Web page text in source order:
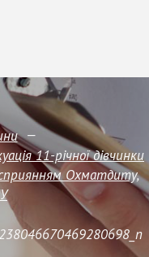
—
11-річної дівчинки
сприянням Охматдиту,